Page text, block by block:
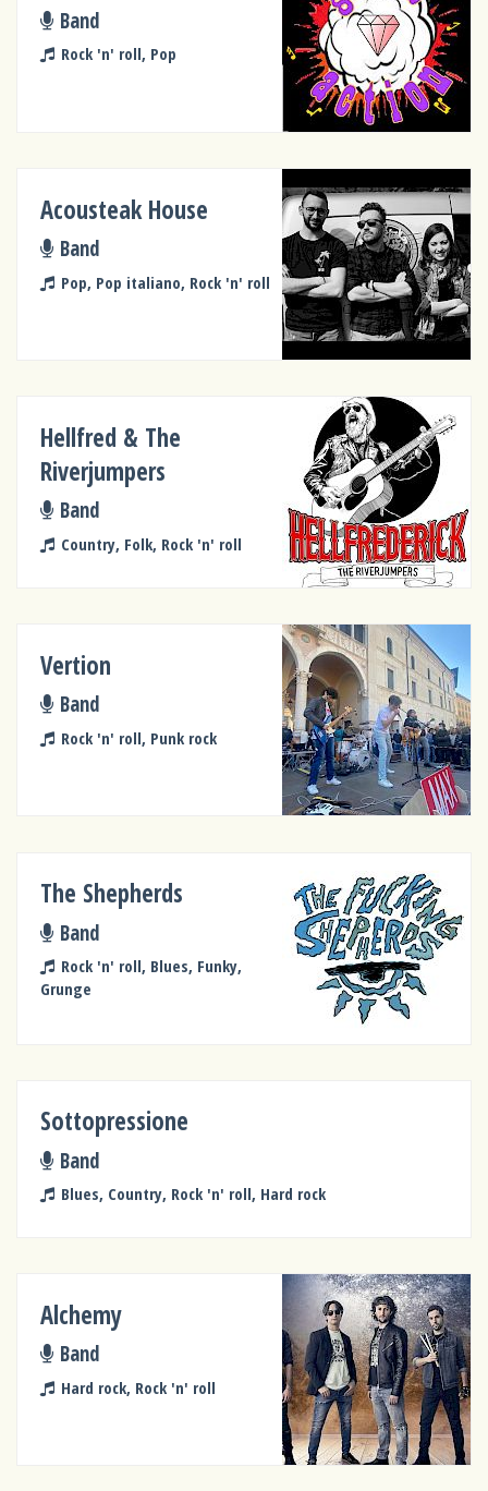
Band
Rock 'n' roll, Pop
Acousteak House
Band
Pop, Pop italiano, Rock 'n' roll
Hellfred & The
Riverjumpers
Band
Country, Folk, Rock 'n' roll
Vertion
Band
Rock 'n' roll, Punk rock
The Shepherds
Band
Rock 'n' roll, Blues, Funky,
Grunge
Sottopressione
Band
Blues, Country, Rock 'n' roll, Hard rock
Alchemy
Band
Hard rock, Rock 'n' roll